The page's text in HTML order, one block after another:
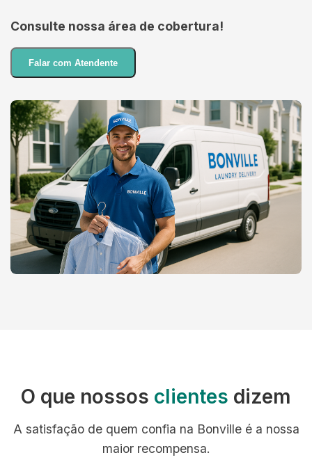
Consulte nossa área de cobertura!
Falar com Atendente
O que nossos clientes dizem
A satisfação de quem confia na Bonville é a nossa
maior recompensa.